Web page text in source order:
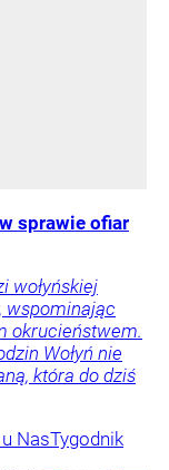
sprawie ofiar
wołyńskiej
wspominając
okrucieństwem.
Wołyń nie
która do dziś
NasTygodnik